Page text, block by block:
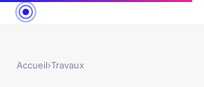
Accueil›Travaux